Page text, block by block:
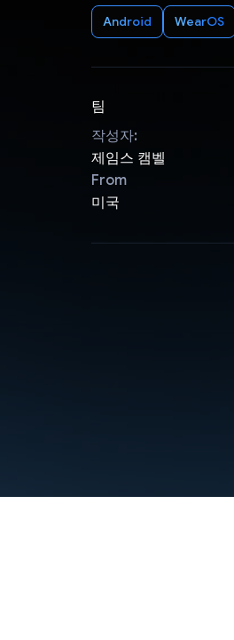
Android WearOS
팀
작성자:
제임스 캠벨
From
미국